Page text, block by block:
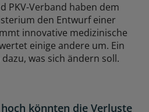
PKV-Verband haben dem
den Entwurf einer
innovative medizinische
einige andere um. Ein
was sich ändern soll.
könnten die Verluste